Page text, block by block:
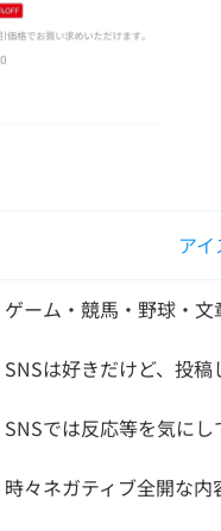
ア
ゲーム・競馬・野球・
SNSは好きだけど、投
SNSでは反応等を気に
時々ネガティブ全開な